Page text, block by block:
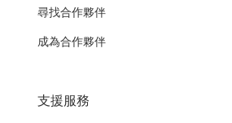
尋找合作夥伴
成為合作夥伴
支援服務